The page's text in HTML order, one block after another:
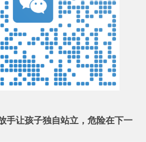
手让孩子独自站立，危险在下一